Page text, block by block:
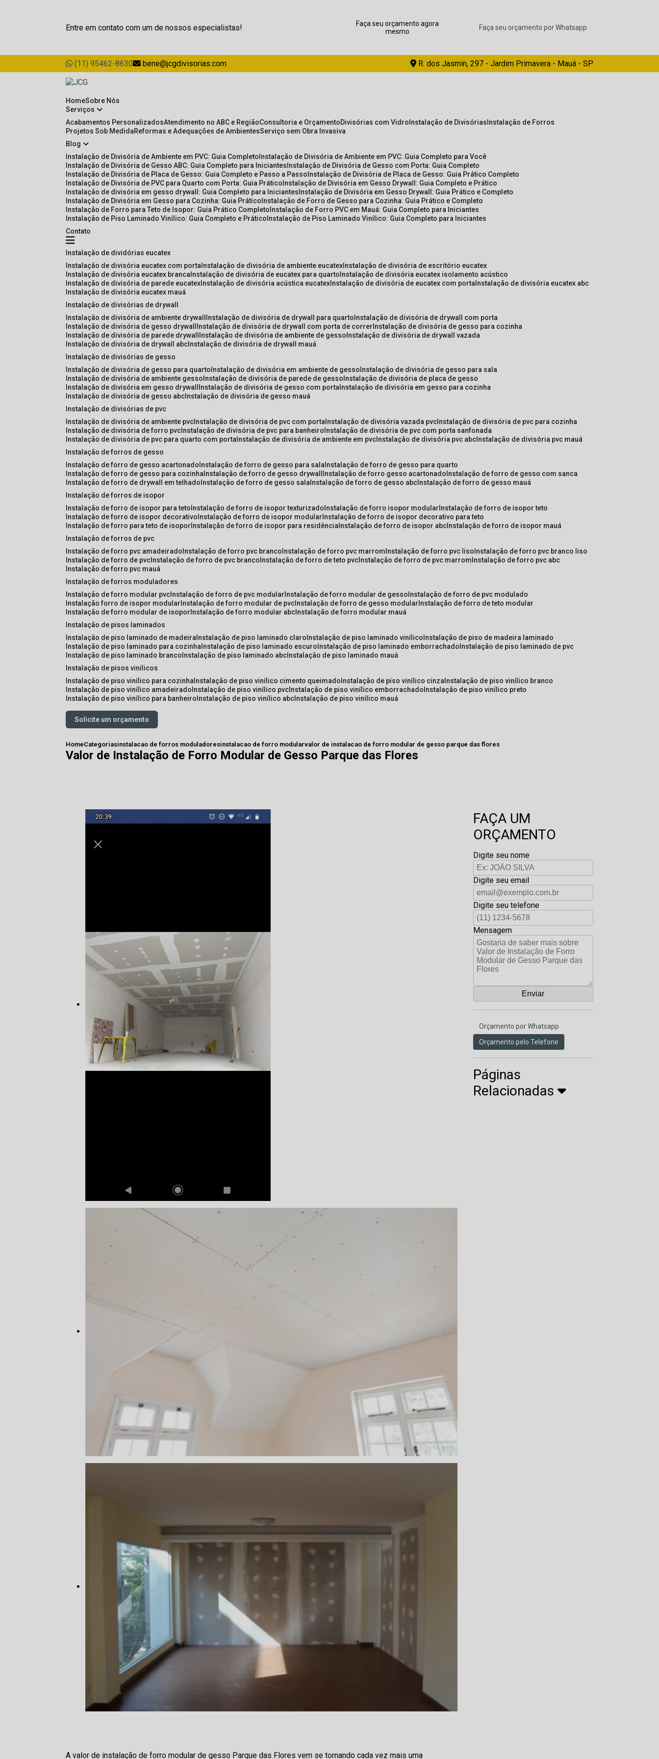
Entre em contato com um de nossos especialistas!
Faça seu orçamento agora
mesmo
Faça seu orçamento por Whatsapp
(11) 95462-8630 bene@jcgdivisorias.com R. dos Jasmin, 297 - Jardim Primavera - Mauá - SP
Home Sobre Nós
Serviços
Acabamentos Personalizados Atendimento no ABC e Região Consultoria e Orçamento Divisórias com Vidro Instalação de Divisórias Instalação de Forros
Projetos Sob Medida
Reformas e Adequações de Ambientes Serviço sem Obra Invasiva
Blog
Instalação de Divisória de Ambiente em PVC: Guia Completo Instalação de Divisória de Ambiente em PVC: Guia Completo para Você
Instalação de Divisória de Gesso ABC: Guia Completo para Iniciantes Instalação de Divisória de Gesso com Porta: Guia Completo
Instalação de Divisória de Placa de Gesso: Guia Completo e Passo a Passo Instalação de Divisória de Placa de Gesso: Guia Prático Completo
Instalação de Divisória de PVC para Quarto com Porta: Guia Prático Instalação de Divisória em Gesso Drywall: Guia Completo e Prático
Instalação de divisória em gesso drywall: Guia Completo para Iniciantes Instalação de Divisória em Gesso Drywall: Guia Prático e Completo
Instalação de Divisória em Gesso para Cozinha: Guia Prático Instalação de Forro de Gesso para Cozinha: Guia Prático e Completo
Instalação de Forro para Teto de Isopor: Guia Prático Completo Instalação de Forro PVC em Mauá: Guia Completo para Iniciantes
Instalação de Piso Laminado Vinílico: Guia Completo e Prático Instalação de Piso Laminado Vinílico: Guia Completo para Iniciantes
Contato
instalação de dividórias eucatex
instalação de divisória eucatex com porta instalação de divisória de ambiente eucatex instalação de divisória de escritório eucatex
instalação de divisória eucatex branca instalação de divisória de eucatex para quarto instalação de divisória eucatex isolamento acústico
instalação de divisória de parede eucatex instalação de divisória acústica eucatex instalação de divisória de eucatex com porta instalação de divisória eucatex abc
instalação de divisória eucatex mauá
instalação de divisórias de drywall
instalação de divisória de ambiente drywall
instalação de divisória de drywall para quarto instalação de divisória de drywall com porta
instalação de divisória de gesso drywall
instalação de divisória de drywall com porta de correr instalação de divisória de gesso para cozinha
instalação de divisória de parede drywall
instalação de divisória de ambiente de gesso instalação de divisória de drywall vazada
instalação de divisória de drywall abc instalação de divisória de drywall mauá
instalação de divisórias de gesso
instalação de divisória de gesso para quarto instalação de divisória em ambiente de gesso instalação de divisória de gesso para sala
instalação de divisória de ambiente gesso instalação de divisória de parede de gesso instalação de divisória de placa de gesso
instalação de divisória em gesso drywall
instalação de divisória de gesso com porta instalação de divisória em gesso para cozinha
instalação de divisória de gesso abc instalação de divisória de gesso mauá
instalação de divisórias de pvc
instalação de divisória de ambiente pvc instalação de divisória de pvc com porta instalação de divisória vazada pvc instalação de divisória de pvc para cozinha
instalação de divisória de forro pvc instalação de divisória de pvc para banheiro instalação de divisória de pvc com porta sanfonada
instalação de divisória de pvc para quarto com porta instalação de divisória de ambiente em pvc instalação de divisória pvc abc instalação de divisória pvc mauá
instalação de forros de gesso
instalação de forro de gesso acartonado instalação de forro de gesso para sala instalação de forro de gesso para quarto
instalação de forro de gesso para cozinha instalação de forro de gesso drywall instalação de forro gesso acartonado instalação de forro de gesso com sanca
instalação de forro de drywall em telhado instalação de forro de gesso sala instalação de forro de gesso abc instalação de forro de gesso mauá
instalação de forros de isopor
instalação de forro de isopor para teto instalação de forro de isopor texturizado instalação de forro isopor modular instalação de forro de isopor teto
instalação de forro de isopor decorativo instalação de forro de isopor modular instalação de forro de isopor decorativo para teto
instalação de forro para teto de isopor instalação de forro de isopor para residência instalação de forro de isopor abc instalação de forro de isopor mauá
instalação de forros de pvc
instalação de forro pvc amadeirado instalação de forro pvc branco instalação de forro pvc marrom instalação de forro pvc liso instalação de forro pvc branco liso
instalação de forro de pvc instalação de forro de pvc branco instalação de forro de teto pvc instalação de forro de pvc marrom instalação de forro pvc abc
instalação de forro pvc mauá
instalação de forros moduladores
instalação de forro modular pvc instalação de forro de pvc modular instalação de forro modular de gesso instalação de forro de pvc modulado
instalação forro de isopor modular instalação de forro modular de pvc instalação de forro de gesso modular instalação de forro de teto modular
instalação de forro modular de isopor instalação de forro modular abc instalação de forro modular mauá
instalação de pisos laminados
instalação de piso laminado de madeira instalação de piso laminado claro instalação de piso laminado vinílico instalação de piso de madeira laminado
instalação de piso laminado para cozinha instalação de piso laminado escuro instalação de piso laminado emborrachado instalação de piso laminado de pvc
instalação de piso laminado branco instalação de piso laminado abc instalação de piso laminado mauá
instalação de pisos vinílicos
instalação de piso vinílico para cozinha instalação de piso vinílico cimento queimado instalação de piso vinílico cinza instalação de piso vinílico branco
instalação de piso vinílico amadeirado instalação de piso vinílico pvc instalação de piso vinílico emborrachado instalação de piso vinílico preto
instalação de piso vinílico para banheiro instalação de piso vinílico abc instalação de piso vinílico mauá
Solicite um orçamento
HomeCategoriasinstalacao de forros moduladoresinstalacao de forro modularvalor de instalacao de forro modular de gesso parque das flores
Valor de Instalação de Forro Modular de Gesso Parque das Flores
A valor de instalação de forro modular de gesso Parque das Flores vem se tornando cada vez mais uma
FAÇA UM
ORÇAMENTO
Digite seu nome
Digite seu email
Digite seu telefone
Mensagem
Orçamento por Whatsapp
Orçamento pelo Telefone
Páginas
Relacionadas